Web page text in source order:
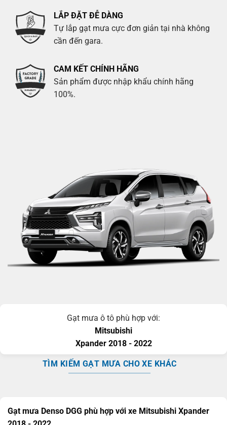
LẮP ĐẶT ĐỄ DÀNG
Tự lắp gạt mưa cực đơn giản tại nhà không
cần đến gara.
CAM KẾT CHÍNH HÃNG
Sản phẩm được nhập khẩu chính hãng
100%.
Gạt mưa ô tô phù hợp với:
Mitsubishi
Xpander 2018 - 2022
TÌM KIẾM GẠT MƯA CHO XE KHÁC
Gạt mưa Denso DGG phù hợp với xe Mitsubishi Xpander